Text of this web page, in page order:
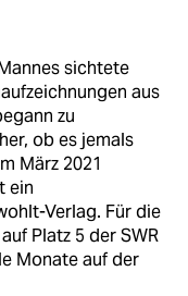
sichtete
aus
zu
ob es jemals
März 2021
ein
Verlag. Für die
Platz 5 der SWR
Monate auf der